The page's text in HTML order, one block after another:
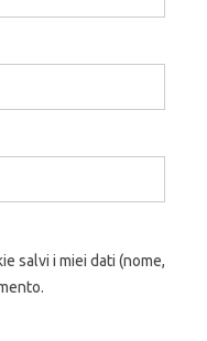
salvi i miei dati (nome,